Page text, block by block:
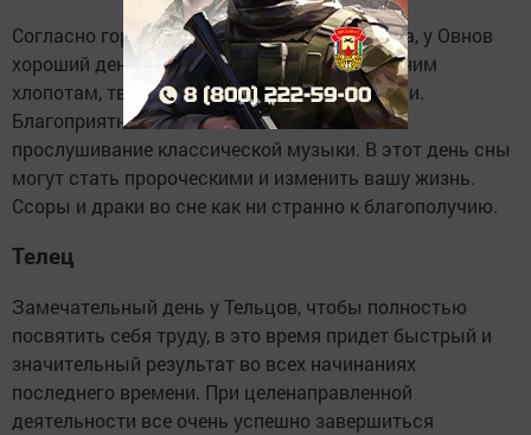
Согласно гороскопу на 19 октября 2020 года, у Овнов
хороший день, чтобы посвятить его домашним
хлопотам, творчеству и общению с близкими.
Благоприятно скажется чтение книги или
прослушивание классической музыки. В этот день сны
могут стать пророческими и изменить вашу жизнь.
Ссоры и драки во сне как ни странно к благополучию.
Телец
Замечательный день у Тельцов, чтобы полностью
посвятить себя труду, в это время придет быстрый и
значительный результат во всех начинаниях
последнего времени. При целенаправленной
деятельности все очень успешно завершиться